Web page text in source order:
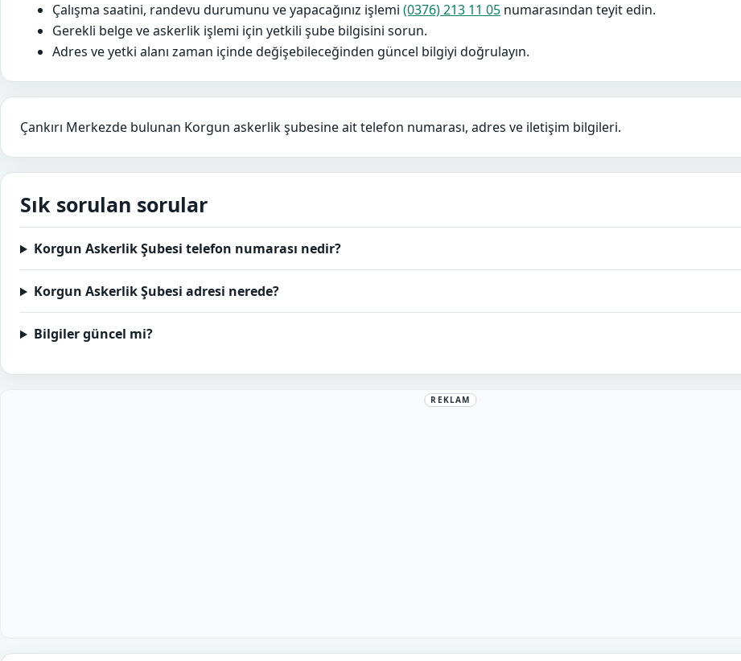
Çalışma saatini, randevu durumunu ve yapacağınız işlemi (0376) 213 11 05 numarasından teyit edin.
Gerekli belge ve askerlik işlemi için yetkili şube bilgisini sorun.
Adres ve yetki alanı zaman içinde değişebileceğinden güncel bilgiyi doğrulayın.
Çankırı Merkezde bulunan Korgun askerlik şubesine ait telefon numarası, adres ve iletişim bilgileri.
Sık sorulan sorular
Korgun Askerlik Şubesi telefon numarası nedir?
Korgun Askerlik Şubesi adresi nerede?
Bilgiler güncel mi?
REKLAM